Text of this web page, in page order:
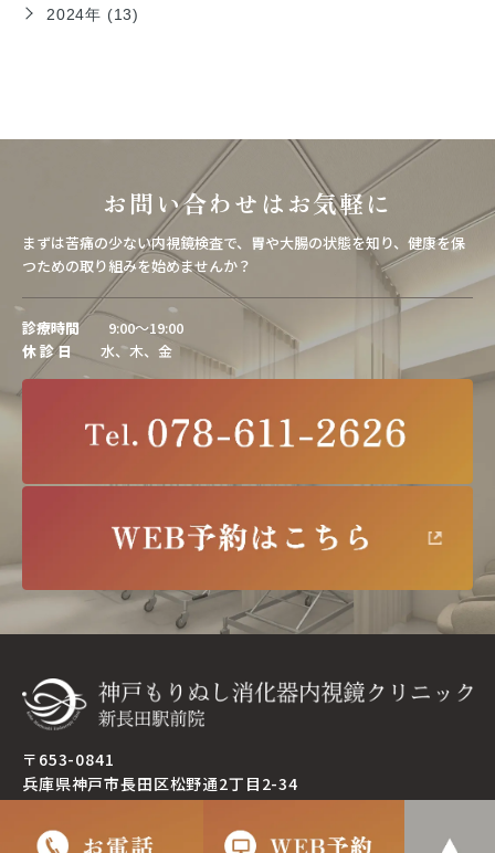
2024年 (13)
お問い合わせはお気軽に
まずは苦痛の少ない内視鏡検査で、胃や大腸の状態を知り、健康を保
つための取り組みを始めませんか？
診療時間9:00～19:00
休 診 日
水、木、金
〒653-0841
兵庫県神戸市長田区松野通2丁目2-34